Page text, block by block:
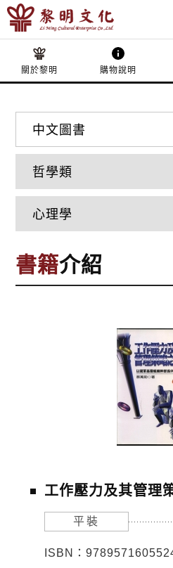
關於黎明 購物說明
書籍介紹
工作壓力及其管理
平裝
ISBN：